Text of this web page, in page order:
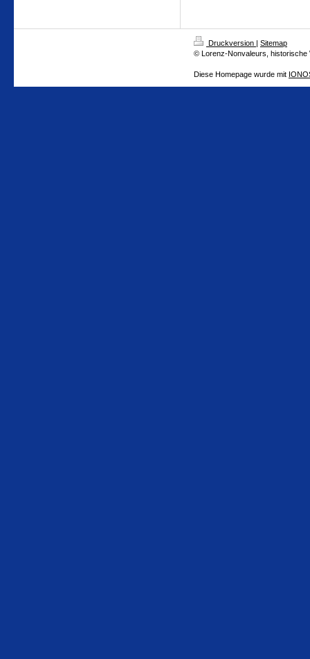
Druckversion | Sitemap
© Lorenz-Nonvaleurs, historische
Diese Homepage wurde mit